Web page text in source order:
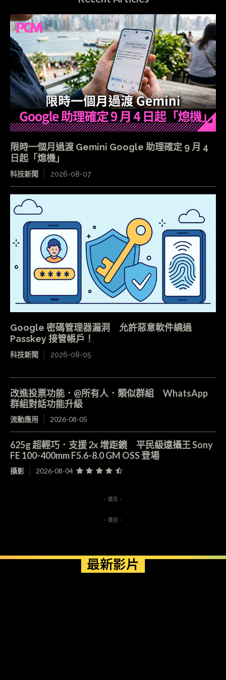
限時一個月過渡 Gemini Google 助理確定 9 月 4
日起「熄機」
科技新聞 2026-08-07
Google 密碼管理器漏洞 允許惡意軟件繞過
Passkey 接管帳戶！
科技新聞 2026-08-05
改進投票功能．@所有人．類似群組 WhatsApp
群組對話功能升級
流動應用 2026-08-05
625g 超輕巧．支援 2x 增距鏡 平民級遠攝王 Sony
FE 100-400mm F5.6-8.0 GM OSS 登場
攝影 2026-08-04
- 廣告 -
- 廣告 -
最新影片